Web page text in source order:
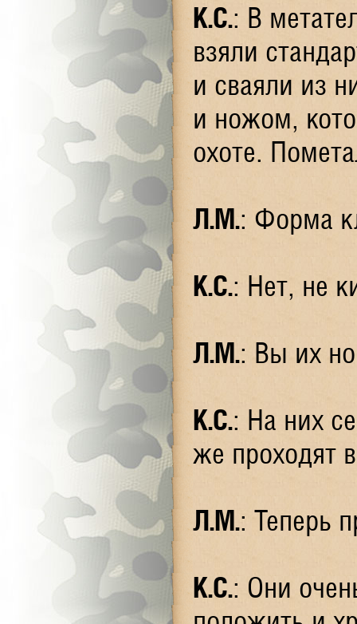
К.С.: В
взяли
и сваяли из
и ножом,
охоте.
Л.М.: Форма
К.С.: Нет, не
Л.М.: Вы их
К.С.: На них
же проходят
Л.М.: Теперь
К.С.: Они